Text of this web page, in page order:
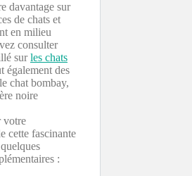
davantage sur
de chats et
en milieu
consulter
surles chats
également des
chat bombay,
noire
votre
cette fascinante
: